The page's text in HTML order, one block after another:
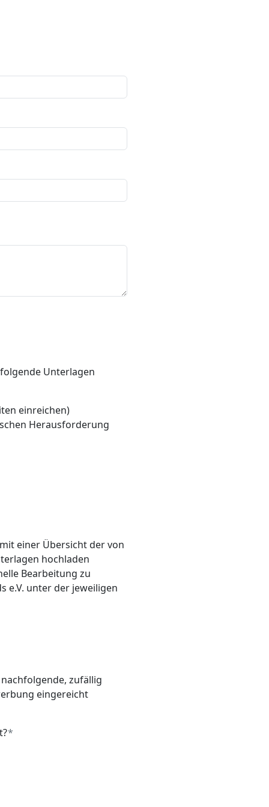
Unterlagen
einreichen)
Herausforderung
einer Übersicht der von
hochladen
Bearbeitung zu
e.V. unter der jeweiligen
zufällig
eingereicht